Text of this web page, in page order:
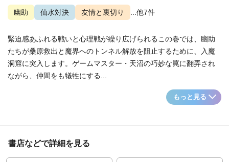
幽助 仙水対決 友情と裏切り ...他7件
緊迫感あふれる戦いと心理戦が繰り広げられるこの巻では、幽助
たちが桑原救出と魔界へのトンネル解放を阻止するために、入魔
洞窟に突入します。ゲームマスター・天沼の巧妙な罠に翻弄され
ながら、仲間をも犠牲にする...
もっと見る
書店などで詳細を見る